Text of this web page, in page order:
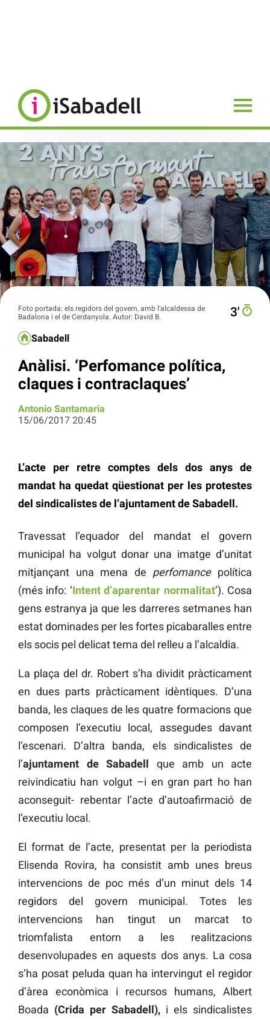
Foto portada: els regidors del govern, amb l'alcaldessa de
Badalona i el de Cerdanyola. Autor: David B.
3′
Sabadell
Anàlisi. ‘Perfomance política,
claques i contraclaques’
Antonio Santamaria
15/06/2017 20:45
L’acte per retre comptes dels dos anys de
mandat ha quedat qüestionat per les protestes
del sindicalistes de l’ajuntament de Sabadell.
Travessat l’equador del mandat el govern
municipal ha volgut donar una imatge d’unitat
mitjançant una mena de perfomancepolítica
(més info: ‘Intent d’aparentar normalitat‘). Cosa
gens estranya ja que les darreres setmanes han
estat dominades per les fortes picabaralles entre
els socis pel delicat tema del relleu a l’alcaldia.
La plaça del dr. Robert s’ha dividit pràcticament
en dues parts pràcticament idèntiques. D’una
banda, les claques de les quatre formacions que
composen l’executiu local, assegudes davant
l’escenari. D’altra banda, els sindicalistes de
l’ajuntament de Sabadell que amb un acte
reivindicatiu han volgut –i en gran part ho han
aconseguit- rebentar l’acte d’autoafirmació de
l’executiu local.
El format de l’acte, presentat per la periodista
Elisenda Rovira, ha consistit amb unes breus
intervencions de poc més d’un minut dels 14
regidors del govern municipal. Totes les
intervencions han tingut un marcat to
triomfalista entorn a les realitzacions
desenvolupades en aquests dos anys. La cosa
s’ha posat peluda quan ha intervingut el regidor
d’àrea econòmica i recursos humans, Albert
Boada (Crida per Sabadell), i els sindicalistes